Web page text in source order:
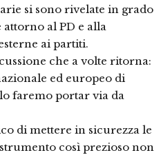
si sono rivelate in grado
al PD e alla
ai partiti.
che a volte ritorna:
ed europeo di
faremo portar via da
di mettere in sicurezza le
così prezioso non